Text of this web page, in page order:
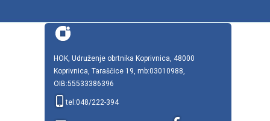
HOK, Udruženje obrtnika Koprivnica, 48000
Koprivnica, Taraščice 19, mb:03010988,
OIB:55533386396
tel:048/222-394